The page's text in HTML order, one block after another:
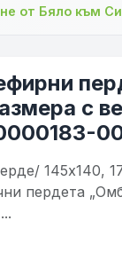
от Бяло към
с
145х140,
пердета